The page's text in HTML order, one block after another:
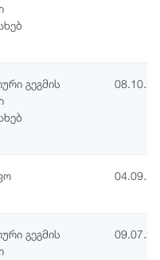
გეგმის
გეგმის